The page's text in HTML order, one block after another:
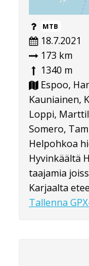
MTB
18.7.2021
173 km
1340 m
Espoo,
Kauniainen,
Loppi,
Somero,
Helpohkoa
Hyvinkäältä
taajamia
Karjaalta
Tallenna